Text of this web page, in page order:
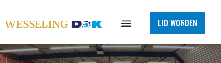
LID WORDEN